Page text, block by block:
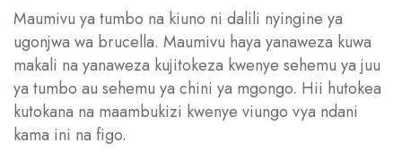
Maumivu ya tumbo na kiuno ni dalili nyingine ya
ugonjwa wa brucella. Maumivu haya yanaweza kuwa
makali na yanaweza kujitokeza kwenye sehemu ya juu
ya tumbo au sehemu ya chini ya mgongo. Hii hutokea
kutokana na maambukizi kwenye viungo vya ndani
kama ini na figo.